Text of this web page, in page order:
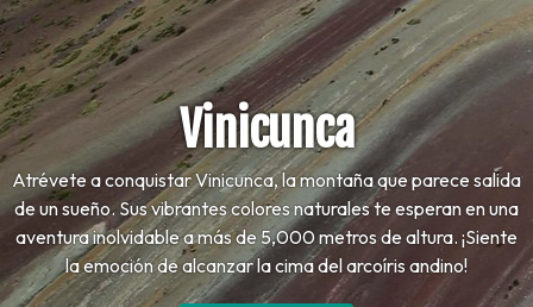
Vinicunca
Atrévete a conquistar Vinicunca, la montaña que parece salida
de un sueño. Sus vibrantes colores naturales te esperan en una
aventura inolvidable a más de 5,000 metros de altura. ¡Siente
la emoción de alcanzar la cima del arcoíris andino!